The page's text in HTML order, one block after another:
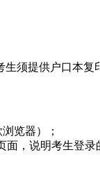
须提供户口本复
览器）；
面，说明考生登